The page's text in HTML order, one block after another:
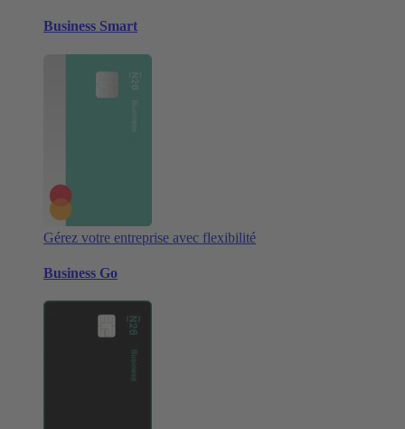
Business Smart
Gérez votre entreprise avec flexibilité
Business Go